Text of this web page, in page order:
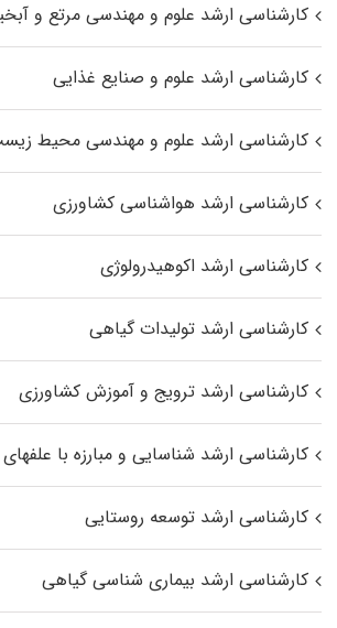
کارشناسی ارشد علوم و مهندسی مرتع و
کارشناسی ارشد علوم و صنایع غذایی
کارشناسی ارشد علوم و مهندسی محیط
کارشناسی ارشد هواشناسی کشاورزی
کارشناسی ارشد اکوهیدرولوژی
کارشناسی ارشد تولیدات گیاهی
کارشناسی ارشد ترویج و آموزش کشاورزی
کارشناسی ارشد شناسایی و مبارزه با
کارشناسی ارشد توسعه روستایی
کارشناسی ارشد بیماری‌ شناسی گیاهی